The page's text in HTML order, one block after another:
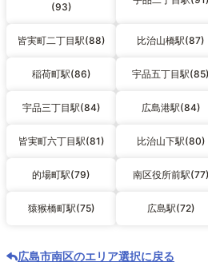
(93)
皆実町二丁目駅(88) 比治山橋駅(87)
稲荷町駅(86) 宇品五丁目駅(85)
宇品三丁目駅(84) 広島港駅(84)
皆実町六丁目駅(81) 比治山下駅(80)
的場町駅(79) 南区役所前駅(77)
猿猴橋町駅(75) 広島駅(72)
広島市南区のエリア選択に戻る